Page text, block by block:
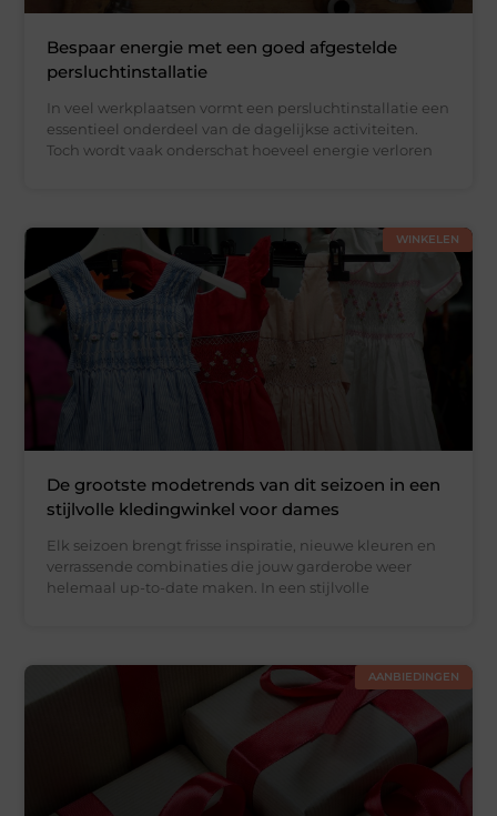
Bespaar energie met een goed afgestelde
persluchtinstallatie
In veel werkplaatsen vormt een persluchtinstallatie een
essentieel onderdeel van de dagelijkse activiteiten.
Toch wordt vaak onderschat hoeveel energie verloren
WINKELEN
De grootste modetrends van dit seizoen in een
stijlvolle kledingwinkel voor dames
Elk seizoen brengt frisse inspiratie, nieuwe kleuren en
verrassende combinaties die jouw garderobe weer
helemaal up-to-date maken. In een stijlvolle
AANBIEDINGEN